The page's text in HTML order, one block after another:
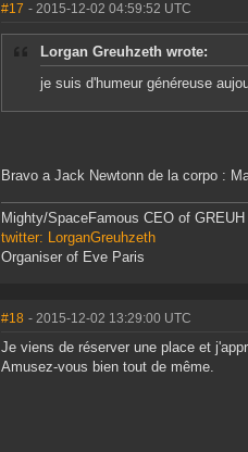
#17 - 2015-12-02 04:59:52 UTC
Lorgan Greuhzeth wrote:
je suis d'humeur généreuse
Bravo a Jack Newtonn de la corpo :
Mighty/SpaceFamous CEO of
twitter: LorganGreuhzeth
Organiser of Eve Paris
#18 - 2015-12-02 13:29:00 UTC
Je viens de réserver une place et
Amusez-vous bien tout de même.